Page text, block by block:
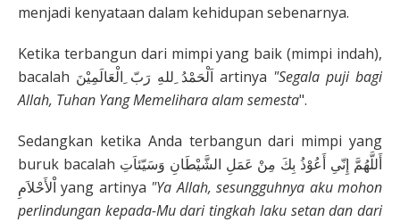
menjadi kenyataan dalam kehidupan sebenarnya.
Ketika terbangun dari mimpi yang baik (mimpi indah),
bacalah اَلْحَمْدُ ِللهِ رَبّ ِالْعَالَمِيْنَ artinya "Segala puji bagi
Allah, Tuhan Yang Memelihara alam semesta".
Sedangkan ketika Anda terbangun dari mimpi yang
buruk bacalah أَللَّهُمَّ إِنّىِ أَعُوْذُ بِكَ مِنْ عَمَلِ الشَّيْطَانِ وَسَيّئاَتِ
اْلأَحْلاَمِ yang artinya "Ya Allah, sesungguhnya aku mohon
perlindungan kepada-Mu dari tingkah laku setan dan dari